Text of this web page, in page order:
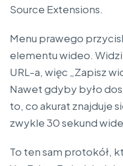
Source Extensions.
Menu prawego
elementu wideo.
URL-a, więc „Zapisz
Nawet gdyby było
to, co akurat znajduje
zwykle 30 sekund
To ten sam protokół,